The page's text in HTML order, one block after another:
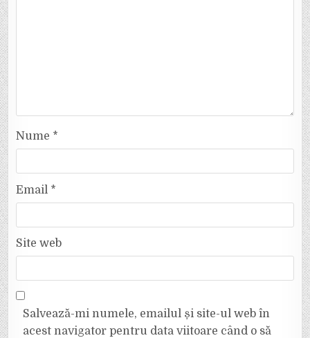
Nume *
Email *
Site web
Salvează-mi numele, emailul și site-ul web în
acest navigator pentru data viitoare când o să